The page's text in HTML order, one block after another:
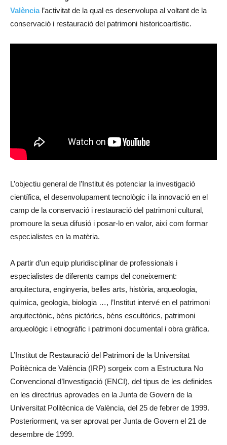
Valèncial’activitat de la qual es desenvolupa al voltant de la
conservació i restauració del patrimoni historicoartístic.
L’objectiu general de l’Institut és potenciar la investigació
científica, el desenvolupament tecnològic i la innovació en el
camp de la conservació i restauració del patrimoni cultural,
promoure la seua difusió i posar-lo en valor, així com formar
especialistes en la matèria.
A partir d’un equip pluridisciplinar de professionals i
especialistes de diferents camps del coneixement:
arquitectura, enginyeria, belles arts, història, arqueologia,
química, geologia, biologia …, l’Institut intervé en el patrimoni
arquitectònic, béns pictòrics, béns escultòrics, patrimoni
arqueològic i etnogràfic i patrimoni documental i obra gràfica.
L’Institut de Restauració del Patrimoni de la Universitat
Politècnica de València (IRP) sorgeix com a Estructura No
Convencional d’Investigació (ENCI), del tipus de les definides
en les directrius aprovades en la Junta de Govern de la
Universitat Politècnica de València, del 25 de febrer de 1999.
Posteriorment, va ser aprovat per Junta de Govern el 21 de
desembre de 1999.